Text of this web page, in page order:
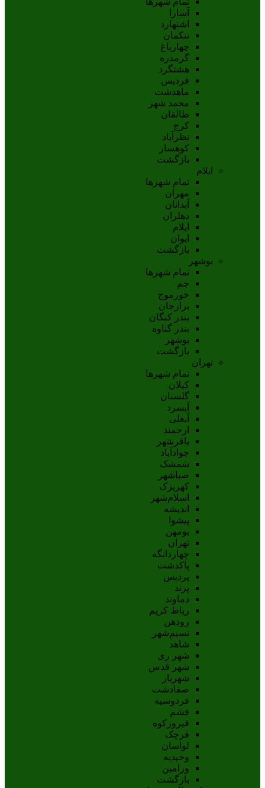
آسارا
اشتهارد
تنکمان
چهارباغ
گرمدره
هشتگرد
فردیس
ماهدشت
محمد شهر
طالقان
کرج
نظرآباد
کوهسار
بازگشت
ایلام
تمام شهر‌ها
مهران
آبدانان
دهلران
ايلام
ايوان
بازگشت
بوشهر
تمام شهر‌ها
جم
خورموج
برازجان
بندر کنگان
بندر گناوه
بوشهر
بازگشت
تهران
تمام شهر‌ها
کیلان
گلستان
آبسرد
آبعلی
ارجمند
باقرشهر
جوادآباد
شمشک
صباشهر
کهریزک
اسلام‌شهر
اندیشه
پيشوا
بومهن
تهران
چهاردانگه
پاکدشت
پردیس
پرند
دماوند
رباط کریم
رودهن
نسيم‌شهر
شاهد
شهر ری
شهر قدس
شهریار
صفادشت
فردوسیه
فشم
فیروزکوه
قرچک
لواسان
وحیدیه
ورامین
بازگشت